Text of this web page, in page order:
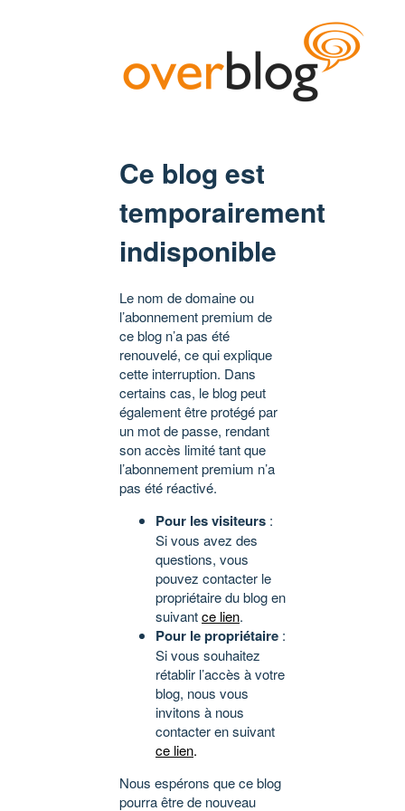
Ce blog est
temporairement
indisponible
Le nom de domaine ou
l’abonnement premium de
ce blog n’a pas été
renouvelé, ce qui explique
cette interruption. Dans
certains cas, le blog peut
également être protégé par
un mot de passe, rendant
son accès limité tant que
l’abonnement premium n’a
pas été réactivé.
Pour les visiteurs :
Si vous avez des
questions, vous
pouvez contacter le
propriétaire du blog en
suivantce lien.
Pour le propriétaire :
Si vous souhaitez
rétablir l’accès à votre
blog, nous vous
invitons à nous
contacter en suivant
ce lien.
Nous espérons que ce blog
pourra être de nouveau